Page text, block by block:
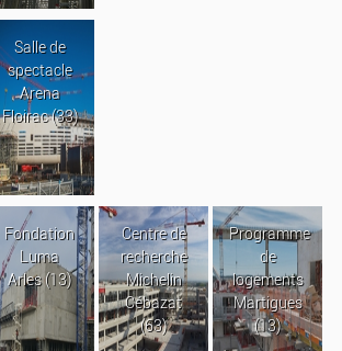
Salle de
spectacle
Arena
Floirac (33)
Fondation
Luma
Arles (13)
Centre de
recherche
Michelin
Cébazat
(63)
Programme
de
logements
Martigues
(13)